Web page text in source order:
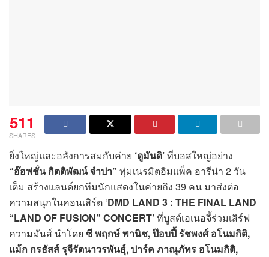
511
SHARES
ยิ่งใหญ่และอลังการสมกับค่าย ‘ดูมันดิ’ที่บอสใหญ่อย่าง
“อ๊อฟชั่น กิตติพัฒน์ จำปา” ทุ่มเนรมิตอิมแพ็ค อารีน่า 2 วัน
เต็ม สร้างแลนด์ยกทีมนักแสดงในค่ายถึง 39 คน มาส่งต่อ
ความสนุกในคอนเสิร์ต ‘DMD LAND 3 : THE FINAL LAND
“LAND OF FUSION” CONCERT’ที่บูสต์เอเนอจี้ร่วมเสิร์ฟ
ความมันส์ นำโดย ซี พฤกษ์ พานิช, ป๊อบปี้ รัชพงศ์ อโนมกิติ,
แม้ก กรธัสส์ รุจีรัตนาวรพันธุ์, ปาร์ค ภาณุภัทร อโนมกิติ,